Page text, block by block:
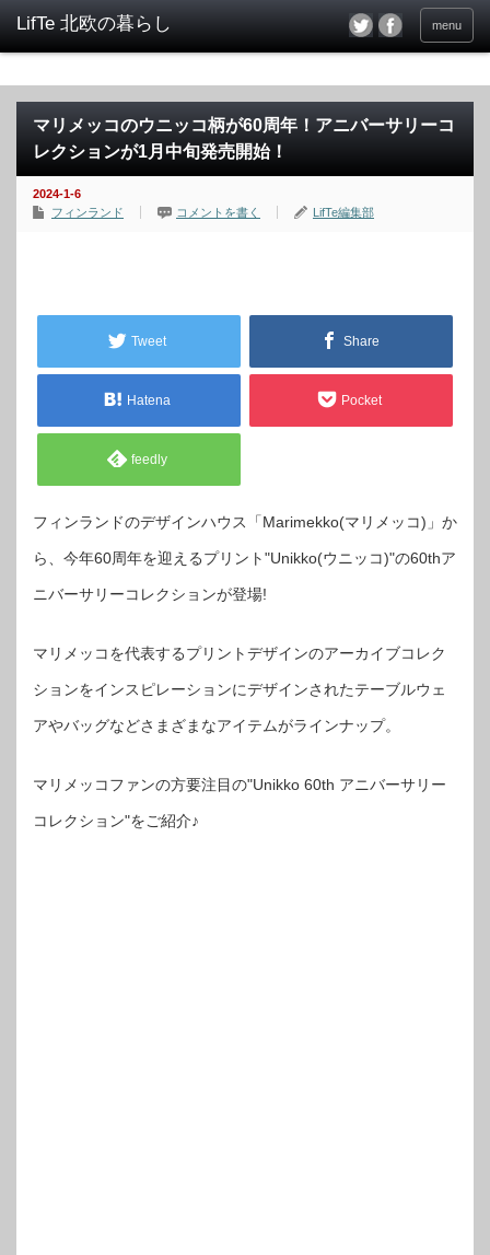
menu
マリメッコのウニッコ柄が60周年！アニバーサリーコ
レクションが1月中旬発売開始！
2024-1-6
フィンランド
コメントを書く LifTe編集部
Tweet Share
Hatena Pocket
feedly
フィンランドのデザインハウス「Marimekko(マリメッコ)」か
ら、今年60周年を迎えるプリント"Unikko(ウニッコ)"の60thア
ニバーサリーコレクションが登場!
マリメッコを代表するプリントデザインのアーカイブコレク
ションをインスピレーションにデザインされたテーブルウェ
アやバッグなどさまざまなアイテムがラインナップ。
マリメッコファンの方要注目の"Unikko 60th アニバーサリー
コレクション"をご紹介♪